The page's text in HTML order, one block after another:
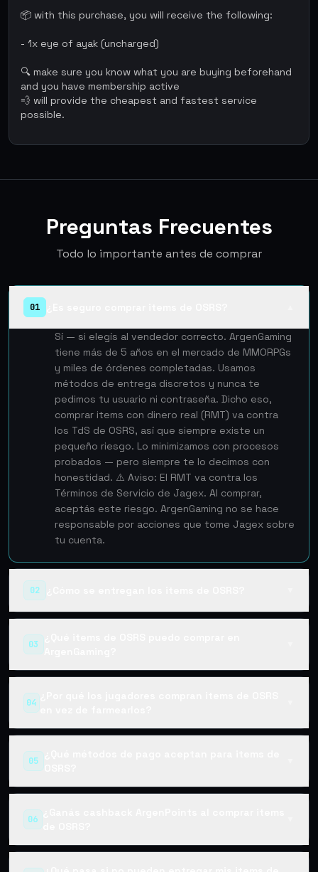
📦 with this purchase, you will receive the following:
- 1x eye of ayak (uncharged)
🔍 make sure you know what you are buying beforehand
and you have membership active
💨 will provide the cheapest and fastest service
possible.
Preguntas Frecuentes
Todo lo importante antes de comprar
01
Sí — si elegís al vendedor correcto. ArgenGaming
tiene más de 5 años en el mercado de MMORPGs
y miles de órdenes completadas. Usamos
métodos de entrega discretos y nunca te
pedimos tu usuario ni contraseña. Dicho eso,
comprar items con dinero real (RMT) va contra
los TdS de OSRS, así que siempre existe un
pequeño riesgo. Lo minimizamos con procesos
probados — pero siempre te lo decimos con
honestidad. ⚠️ Aviso: El RMT va contra los
Términos de Servicio de Jagex. Al comprar,
aceptás este riesgo. ArgenGaming no se hace
responsable por acciones que tome Jagex sobre
tu cuenta.
02
03
¿Qué items de OSRS puedo comprar en
ArgenGaming?
04
¿Por qué los jugadores compran items de OSRS
en vez de farmearlos?
05
¿Qué métodos de pago aceptan para items de
OSRS?
06
¿Ganás cashback ArgenPoints al comprar items
de OSRS?